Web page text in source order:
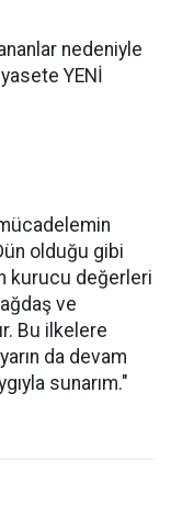
nedeniyle
YENİ
olduğu gibi
kurucu değerleri
ve
Bu ilkelere
da devam
sunarım."